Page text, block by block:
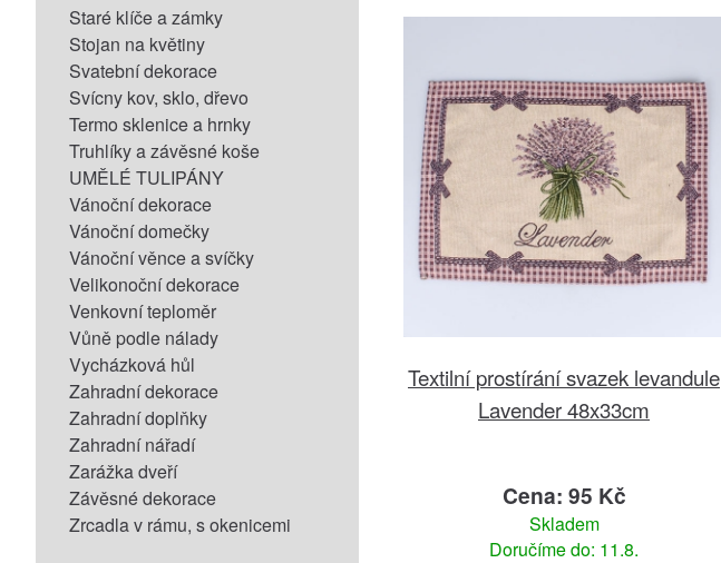
Staré klíče a zámky
Stojan na květiny
Svatební dekorace
Svícny kov, sklo, dřevo
Termo sklenice a hrnky
Truhlíky a závěsné koše
UMĚLÉ TULIPÁNY
Vánoční dekorace
Vánoční domečky
Vánoční věnce a svíčky
Velikonoční dekorace
Venkovní teploměr
Vůně podle nálady
Vycházková hůl
Zahradní dekorace
Zahradní doplňky
Zahradní nářadí
Zarážka dveří
Závěsné dekorace
Zrcadla v rámu, s okenicemi
Textilní prostírání svazek levandule
Lavender 48x33cm
Cena: 95 Kč
Skladem
Doručíme do: 11.8.